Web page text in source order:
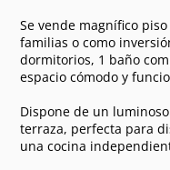
Se vende magnífico
familias o como
dormitorios, 1 baño
espacio cómodo y
Dispone de un
terraza, perfecta para
una cocina